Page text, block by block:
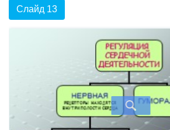
Слайд 13